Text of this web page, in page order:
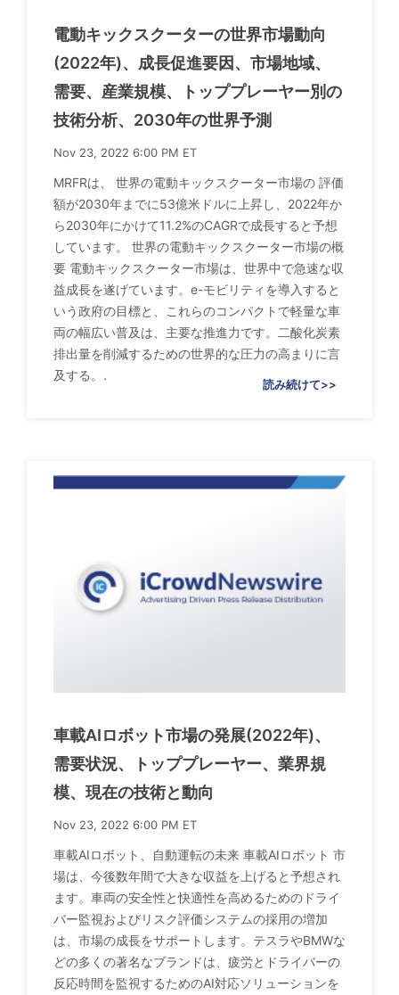
電動キックスクーターの世界市場動向
(2022年)、成長促進要因、市場地域、
需要、産業規模、トッププレーヤー別の
技術分析、2030年の世界予測
Nov 23, 2022 6:00 PM ET
MRFRは、 世界の電動キックスクーター市場の 評価
額が2030年までに53億米ドルに上昇し、2022年か
ら2030年にかけて11.2%のCAGRで成長すると予想
しています。 世界の電動キックスクーター市場の概
要 電動キックスクーター市場は、世界中で急速な収
益成長を遂げています。e-モビリティを導入すると
いう政府の目標と、これらのコンパクトで軽量な車
両の幅広い普及は、主要な推進力です。二酸化炭素
排出量を削減するための世界的な圧力の高まりに言
及する。.
読み続けて>>
車載AIロボット市場の発展(2022年)、
需要状況、トッププレーヤー、業界規
模、現在の技術と動向
Nov 23, 2022 6:00 PM ET
車載AIロボット、自動運転の未来 車載AIロボット 市
場は、今後数年間で大きな収益を上げると予想され
ます。車両の安全性と快適性を高めるためのドライ
バー監視およびリスク評価システムの採用の増加
は、市場の成長をサポートします。テスラやBMWな
どの多くの著名なブランドは、疲労とドライバーの
反応時間を監視するためのAI対応ソリューションを